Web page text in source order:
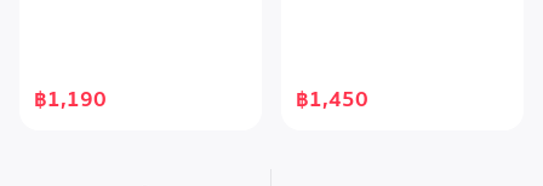
swappable ถอดเปลี่ยนเปลี่ยน
฿1,190
/ Type-CHot-Swappable – 3
฿1,450